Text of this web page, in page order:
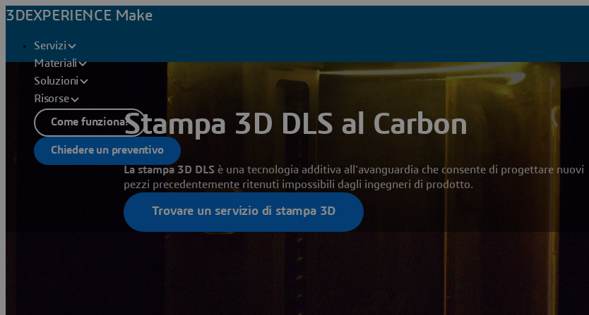
3DEXPERIENCE Make
Servizi
Materiali
Soluzioni
Risorse
Come funziona?
Chiedere un preventivo
Stampa 3D DLS al Carbon
La stampa 3D DLS è una tecnologia additiva all'avanguardia che consente di progettare nuovi
pezzi precedentemente ritenuti impossibili dagli ingegneri di prodotto.
Trovare un servizio di stampa 3D